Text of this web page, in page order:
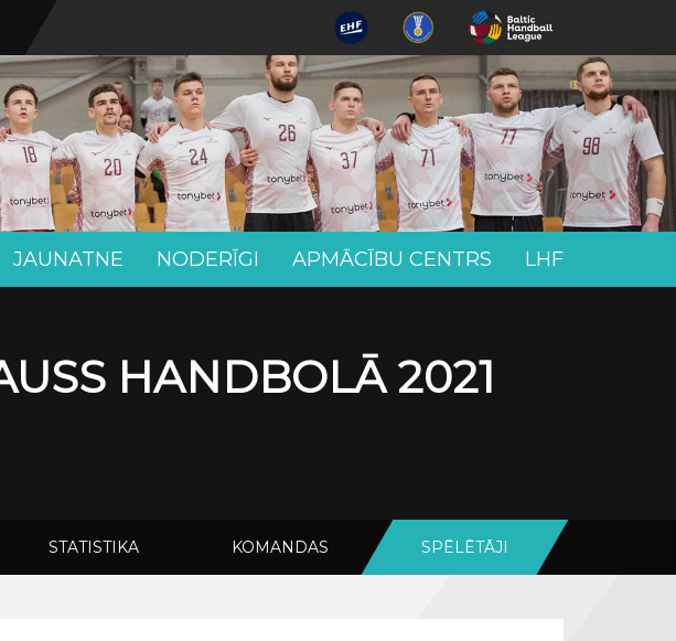
JAUNATNE NODERĪGI APMĀCĪBU CENTRS LHF
HANDBOLĀ 2021
STATISTIKA KOMANDAS SPĒLĒTĀJI